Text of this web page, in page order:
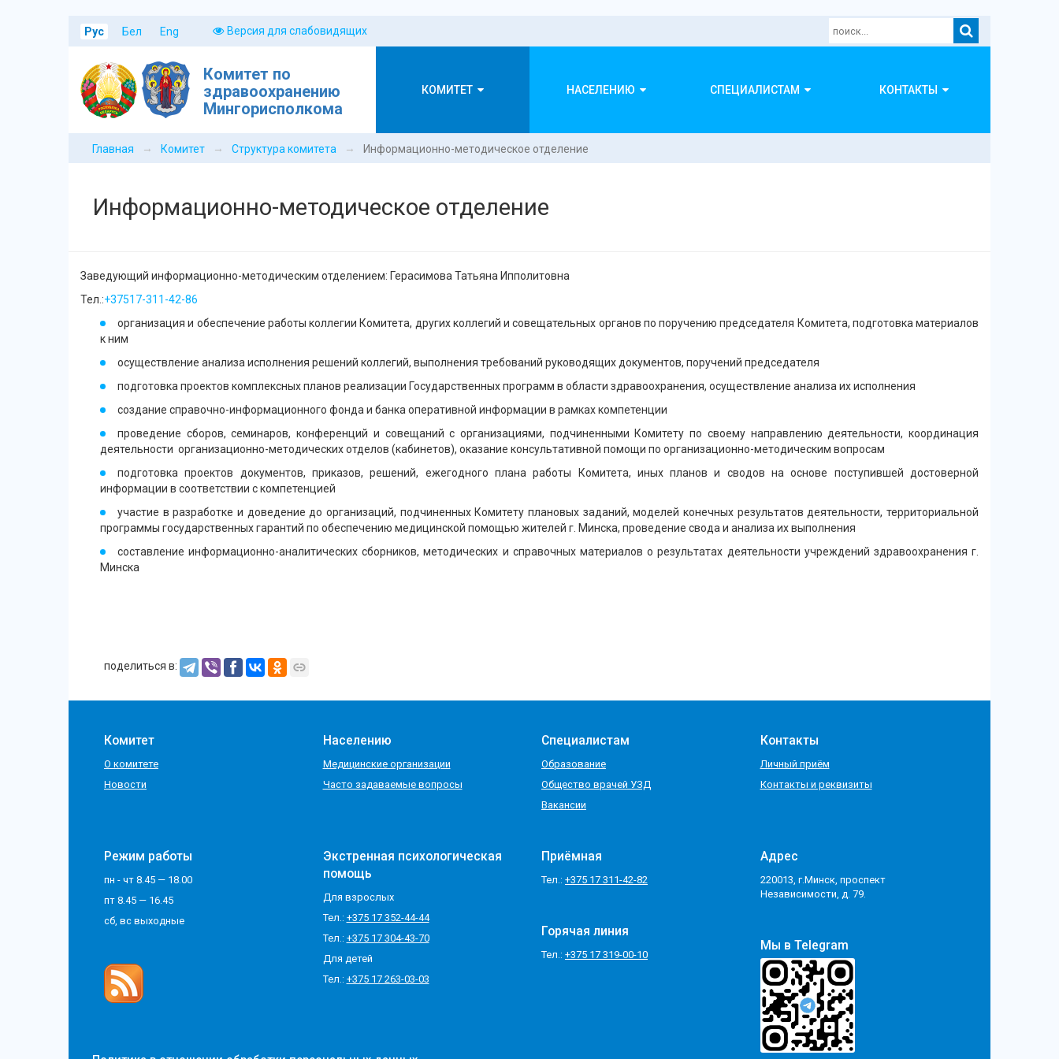
Рус Бел Eng Версия для слабовидящих
Комитет по
здравоохранению
Мингорисполкома
КОМИТЕТ НАСЕЛЕНИЮ СПЕЦИАЛИСТАМ КОНТАКТЫ
Главная → Комитет → Структура комитета → Информационно-методическое отделение
Информационно-методическое отделение
Заведующий информационно-методическим отделением: Герасимова Татьяна Ипполитовна
Тел.:+37517-311-42-86
организация и обеспечение работы коллегии Комитета, других коллегий и совещательных органов по поручению председателя Комитета, подготовка материалов
к ним
осуществление анализа исполнения решений коллегий, выполнения требований руководящих документов, поручений председателя
подготовка проектов комплексных планов реализации Государственных программ в области здравоохранения, осуществление анализа их исполнения
создание справочно-информационного фонда и банка оперативной информации в рамках компетенции
проведение сборов, семинаров, конференций и совещаний с организациями, подчиненными Комитету по своему направлению деятельности, координация
деятельности организационно-методических отделов (кабинетов), оказание консультативной помощи по организационно-методическим вопросам
подготовка проектов документов, приказов, решений, ежегодного плана работы Комитета, иных планов и сводов на основе поступившей достоверной
информации в соответствии с компетенцией
участие в разработке и доведение до организаций, подчиненных Комитету плановых заданий, моделей конечных результатов деятельности, территориальной
программы государственных гарантий по обеспечению медицинской помощью жителей г. Минска, проведение свода и анализа их выполнения
составление информационно-аналитических сборников, методических и справочных материалов о результатах деятельности учреждений здравоохранения г.
Минска
поделиться в:
Комитет
О комитете
Новости
Населению
Медицинские организации
Часто задаваемые вопросы
Специалистам
Образование
Общество врачей УЗД
Вакансии
Контакты
Личный приём
Контакты и реквизиты
Режим работы
пн - чт 8.45 — 18.00
пт 8.45 — 16.45
сб, вс выходные
Экстренная психологическая
помощь
Для взрослых
Тел.: +375 17 352-44-44
Тел.: +375 17 304-43-70
Для детей
Тел.: +375 17 263-03-03
Приёмная
Тел.: +375 17 311-42-82
Горячая линия
Тел.: +375 17 319-00-10
Адрес
220013, г.Минск, проспект
Независимости, д. 79.
Мы в Telegram